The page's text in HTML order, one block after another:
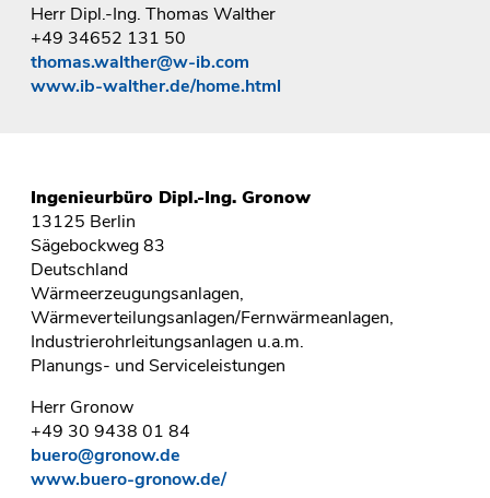
Herr Dipl.-Ing. Thomas Walther
+49 34652 131 50
thomas.walther@w-ib.com
www.ib-walther.de/home.html
Ingenieurbüro Dipl.-Ing. Gronow
13125 Berlin
Sägebockweg 83
Deutschland
Wärmeerzeugungsanlagen,
Wärmeverteilungsanlagen/Fernwärmeanlagen,
Industrierohrleitungsanlagen u.a.m.
Planungs- und Serviceleistungen
Herr Gronow
+49 30 9438 01 84
buero@gronow.de
www.buero-gronow.de/